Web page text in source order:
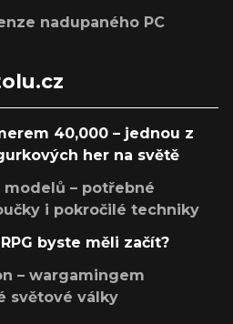
nadupaného PC
40,000 – jednou z
her na světě
– potřebné
i pokročilé techniky
byste měli začít?
– wargamingem
světové války